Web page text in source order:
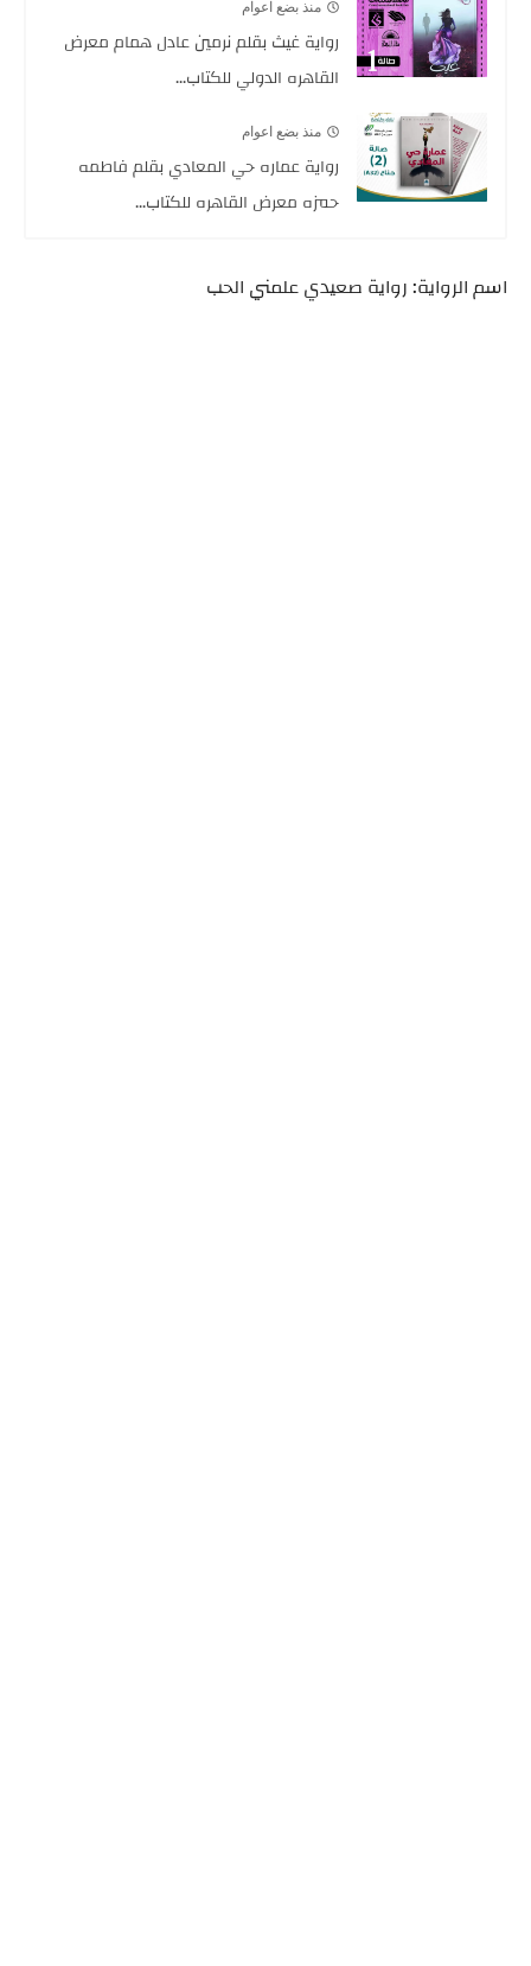
منذ بضع اعوام
رواية غيث بقلم نرمين عادل همام معرض
القاهره الدولي للكتاب...
منذ بضع اعوام
رواية عماره حي المعادي بقلم فاطمه
حمزه معرض القاهره للكتاب...
اسم الرواية: رواية صعيدي علمني الحب